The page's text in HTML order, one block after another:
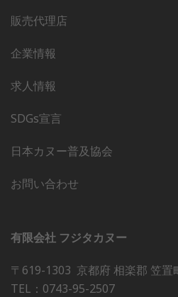
販売代理店
企業情報
求人情報
SDGs宣言
日本カヌー普及協会
お問い合わせ
有限会社 フジタカヌー
〒619-1303 京都府 相楽郡 笠置
TEL：0743-95-2507